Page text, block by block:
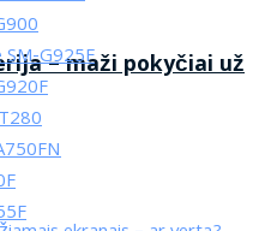
– maži pokyčiai už
SM-G925F